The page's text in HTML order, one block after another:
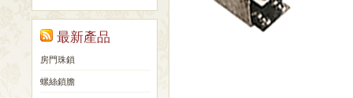
最新產品
房門珠鎖
螺絲鎖膽